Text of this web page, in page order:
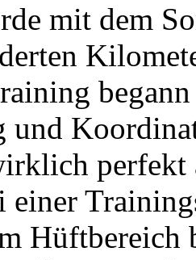
mit dem
und
perfekt
einer
Hüftbereich